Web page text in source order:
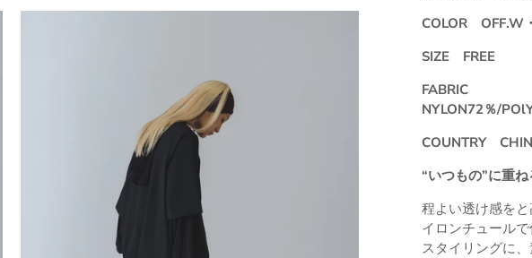
COLOR OFF.W・
SIZE FREE
FABRIC
NYLON72％/
COUNTRY
“いつもの”に重
程よい透け感を
イロンチュール
スタイリングに